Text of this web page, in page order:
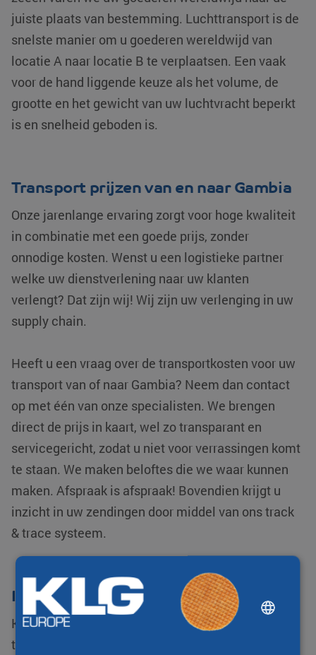
juiste plaats van bestemming. Luchttransport is de
snelste manier om u goederen wereldwijd van
locatie A naar locatie B te verplaatsen. Een vaak
voor de hand liggende keuze als het volume, de
grootte en het gewicht van uw luchtvracht beperkt
is en snelheid geboden is.
Transport prijzen van en naar Gambia
Onze jarenlange ervaring zorgt voor hoge kwaliteit
in combinatie met een goede prijs, zonder
onnodige kosten. Wenst u een logistieke partner
welke uw dienstverlening naar uw klanten
verlengt? Dat zijn wij! Wij zijn uw verlenging in uw
supply chain.
Heeft u een vraag over de transportkosten voor uw
transport van of naar Gambia? Neem dan contact
op met één van onze specialisten. We brengen
direct de prijs in kaart, wel zo transparant en
servicegericht, zodat u niet voor verrassingen komt
te staan. We maken beloftes die we waar kunnen
maken. Afspraak is afspraak! Bovendien krijgt u
inzicht in uw zendingen door middel van ons track
& trace systeem.
Internationaal transport
KLG Europe behoort tot één van de
toonaangevende logistiek dienstverleners. We zijn
DUTCH
ENGLISH